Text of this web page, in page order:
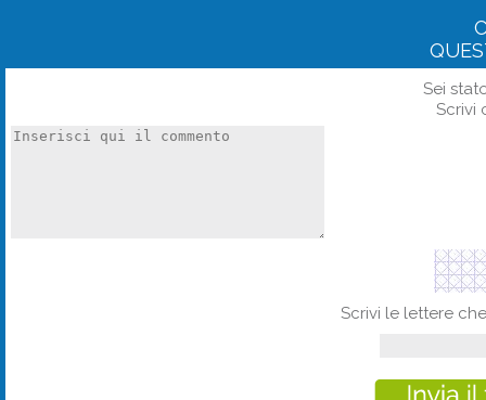
Sei
Scrivi
Scrivi le lettere